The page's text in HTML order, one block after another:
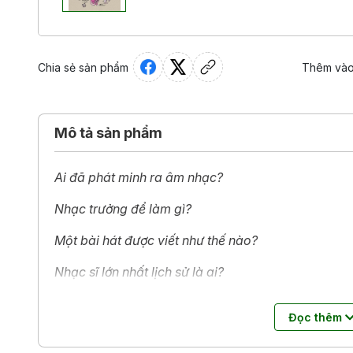
Chia sẻ sản phẩm Thêm
Mô tả sản phẩm
Ai đã phát minh ra âm nhạc?
Nhạc trưởng để làm gì?
Một bài hát được viết như thế nào?
Nhạc sĩ lớn nhất lịch sử là ai?
Đây là cuốn sách dành cho tất cả những ai yêu âm
thính giả trẻ tuổi của Nicolas Lafitte gửi đến kênh
Đọc thêm